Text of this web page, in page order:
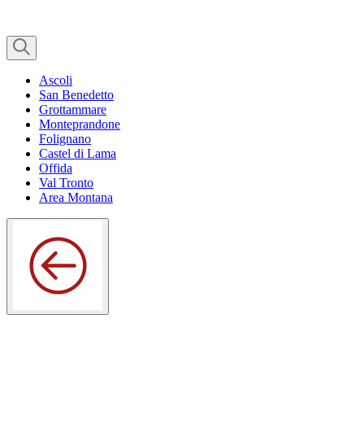
Ascoli
San Benedetto
Grottammare
Monteprandone
Folignano
Castel di Lama
Offida
Val Tronto
Area Montana